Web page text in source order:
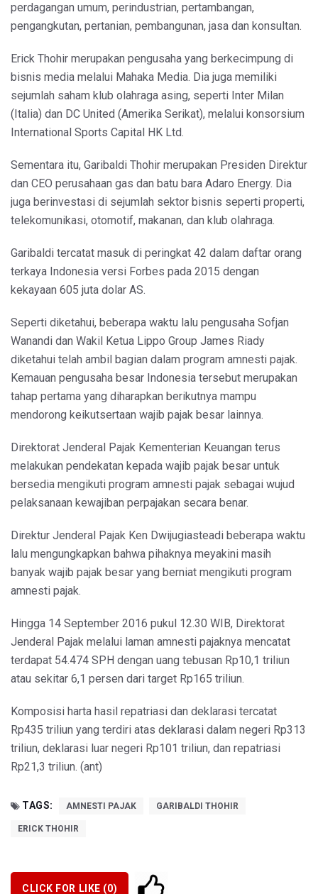
perdagangan umum, perindustrian, pertambangan,
pengangkutan, pertanian, pembangunan, jasa dan konsultan.
Erick Thohir merupakan pengusaha yang berkecimpung di
bisnis media melalui Mahaka Media. Dia juga memiliki
sejumlah saham klub olahraga asing, seperti Inter Milan
(Italia) dan DC United (Amerika Serikat), melalui konsorsium
International Sports Capital HK Ltd.
Sementara itu, Garibaldi Thohir merupakan Presiden Direktur
dan CEO perusahaan gas dan batu bara Adaro Energy. Dia
juga berinvestasi di sejumlah sektor bisnis seperti properti,
telekomunikasi, otomotif, makanan, dan klub olahraga.
Garibaldi tercatat masuk di peringkat 42 dalam daftar orang
terkaya Indonesia versi Forbes pada 2015 dengan
kekayaan 605 juta dolar AS.
Seperti diketahui, beberapa waktu lalu pengusaha Sofjan
Wanandi dan Wakil Ketua Lippo Group James Riady
diketahui telah ambil bagian dalam program amnesti pajak.
Kemauan pengusaha besar Indonesia tersebut merupakan
tahap pertama yang diharapkan berikutnya mampu
mendorong keikutsertaan wajib pajak besar lainnya.
Direktorat Jenderal Pajak Kementerian Keuangan terus
melakukan pendekatan kepada wajib pajak besar untuk
bersedia mengikuti program amnesti pajak sebagai wujud
pelaksanaan kewajiban perpajakan secara benar.
Direktur Jenderal Pajak Ken Dwijugiasteadi beberapa waktu
lalu mengungkapkan bahwa pihaknya meyakini masih
banyak wajib pajak besar yang berniat mengikuti program
amnesti pajak.
Hingga 14 September 2016 pukul 12.30 WIB, Direktorat
Jenderal Pajak melalui laman amnesti pajaknya mencatat
terdapat 54.474 SPH dengan uang tebusan Rp10,1 triliun
atau sekitar 6,1 persen dari target Rp165 triliun.
Komposisi harta hasil repatriasi dan deklarasi tercatat
Rp435 triliun yang terdiri atas deklarasi dalam negeri Rp313
triliun, deklarasi luar negeri Rp101 triliun, dan repatriasi
Rp21,3 triliun. (ant)
TAGS: AMNESTI PAJAK GARIBALDI THOHIR
ERICK THOHIR
CLICK FOR LIKE (0)